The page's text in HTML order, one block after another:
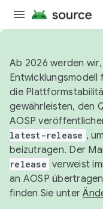
Ab 2026 werden
Entwicklungsmodell
die
gewährleisten, den
AOSP
latest-release ,
beizutragen. Der
release verweist
an AOSP
finden Sie unter